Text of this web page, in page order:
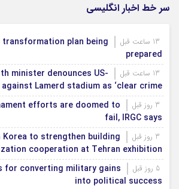
سر خط اخبار انگلیسی
transformation plan being
prepared
minister denounces US-
Lamerd stadium as ‘clear crime’
efforts are doomed to
fail, IRGC says
Korea to strengthen building
cooperation at Tehran exhibition
for converting military gains
into political success